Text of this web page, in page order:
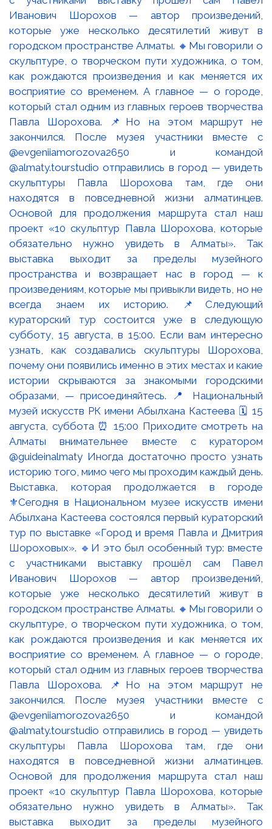
Выставка, которая продолжается в городе
⚜️Сегодня в Национальном музее искусств имени
Абылхана Кастеева состоялся первый кураторский
тур по выставке «Город и время Павла и Дмитрия
Шороховых». 🔹И это был особенный тур: вместе
с участниками выставку прошёл сам Павел
Иванович Шорохов — автор произведений,
которые уже несколько десятилетий живут в
городском пространстве Алматы. 🔸Мы говорили о
скульптуре, о творческом пути художника, о том,
как рождаются произведения и как меняется их
восприятие со временем. А главное — о городе,
который стал одним из главных героев творчества
Павла Шорохова. 📌Но на этом маршрут не
закончился. После музея участники вместе с
@evgeniiamorozova2650 и командой
@almaty.tourstudio отправились в город — увидеть
скульптуры Павла Шорохова там, где они
находятся в повседневной жизни алматинцев.
Основой для продолжения маршрута стал наш
проект «10 скульптур Павла Шорохова, которые
обязательно нужно увидеть в Алматы». Так
выставка выходит за пределы музейного